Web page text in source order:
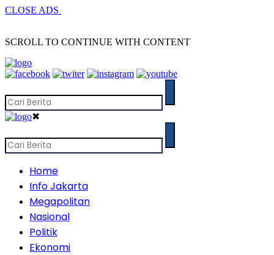
CLOSE ADS
SCROLL TO CONTINUE WITH CONTENT
✖
Home
Info Jakarta
Megapolitan
Nasional
Politik
Ekonomi